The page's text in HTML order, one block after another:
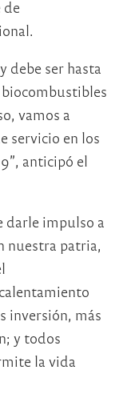
de
debe ser hasta
vamos a
servicio en los
anticipó el
darle impulso a
nuestra patria,
inversión, más
y todos
la vida